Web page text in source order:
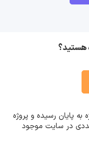
هستید؟
به پایان رسیده و پروژه
در سایت موجود